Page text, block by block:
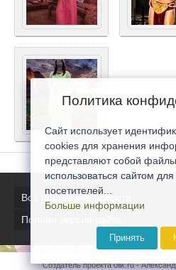
Все последние новости
Полная версия сайта
Создатель проекта 0lik.ru -
Политика
Сайт использует
cookies для хранения
представляют собой
использоваться сайтом
посетителей...
Больше информации
Принять